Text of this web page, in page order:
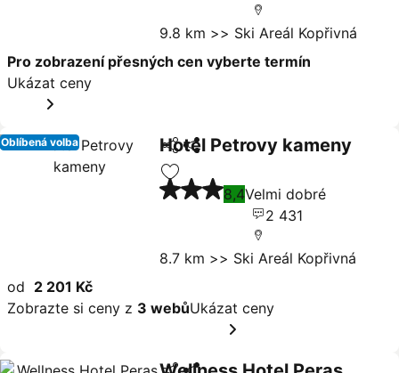
9.8 km >> Ski Areál Kopřivná
Pro zobrazení přesných cen vyberte termín
Ukázat ceny
Oblíbená volba Sdílet
Přidat na seznam oblíbených
Hotel Petrovy kameny
Ukázat ceny
3 Počet hvězdiček
8,4Velmi dobré
2 431
8.7 km >> Ski Areál Kopřivná
od 2 201 Kč
Zobrazte si ceny z 3 webůUkázat ceny
Sdílet